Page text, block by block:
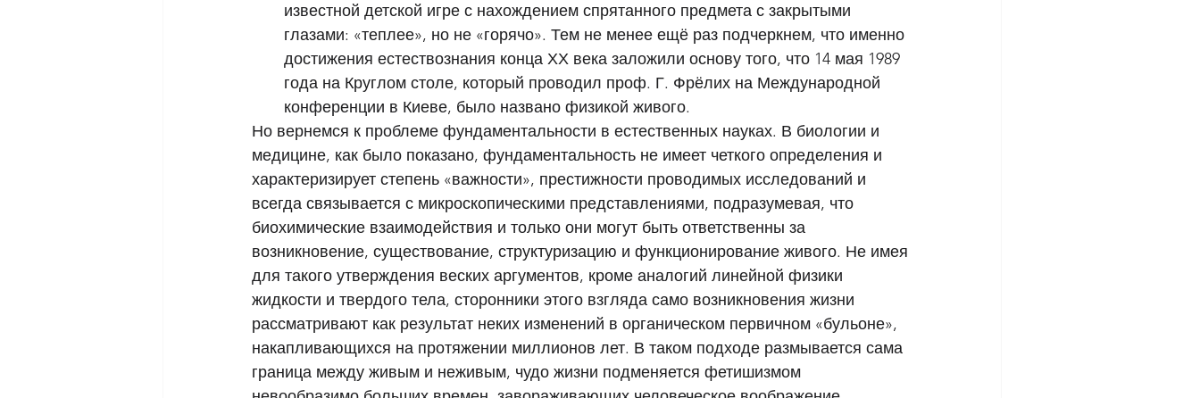
известной детской игре с нахождением спрятанного предмета с закрытыми
глазами: «теплее», но не «горячо». Тем не менее ещё раз подчеркнем, что именно
достижения естествознания конца ХХ века заложили основу того, что 14 мая 1989
года на Круглом столе, который проводил проф. Г. Фрёлих на Международной
конференции в Киеве, было названо физикой живого.
Но вернемся к проблеме фундаментальности в естественных науках. В биологии и
медицине, как было показано, фундаментальность не имеет четкого определения и
характеризирует степень «важности», престижности проводимых исследований и
всегда связывается с микроскопическими представлениями, подразумевая, что
биохимические взаимодействия и только они могут быть ответственны за
возникновение, существование, структуризацию и функционирование живого. Не имея
для такого утверждения веских аргументов, кроме аналогий линейной физики
жидкости и твердого тела, сторонники этого взгляда само возникновения жизни
рассматривают как результат неких изменений в органическом первичном «бульоне»,
накапливающихся на протяжении миллионов лет. В таком подходе размывается сама
граница между живым и неживым, чудо жизни подменяется фетишизмом